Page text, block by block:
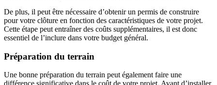
De plus, il peut être nécessaire d’obtenir un permis de construire
pour votre clôture en fonction des caractéristiques de votre projet.
Cette étape peut entraîner des coûts supplémentaires, il est donc
essentiel de l’inclure dans votre budget général.
Préparation du terrain
Une bonne préparation du terrain peut également faire une